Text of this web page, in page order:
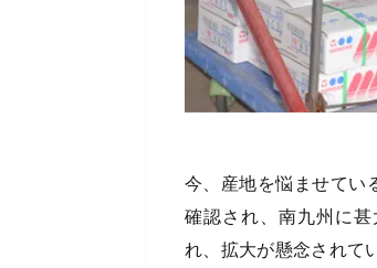
今、産地を悩ませてい
確認され、南九州に
れ、拡大が懸念されて